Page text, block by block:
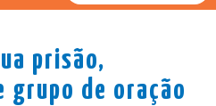
prisão,
grupo de oração